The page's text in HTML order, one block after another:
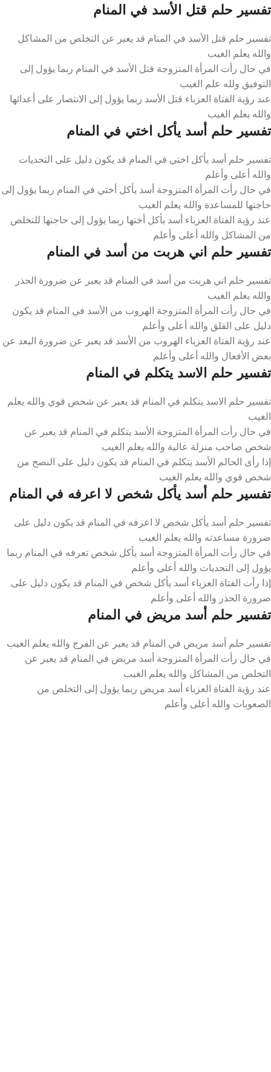
تفسير حلم قتل الأسد في المنام
تفسير حلم قتل الأسد في المنام قد يعبر عن التخلص من المشاكل
والله يعلم الغيب
في حال رأت المرأة المتزوجة قتل الأسد في المنام ربما يؤول إلى
التوفيق ولله علم الغيب
عند رؤية الفتاة العزباء قتل الأسد ربما يؤول إلى الانتصار على أعدائها
والله يعلم الغيب
تفسير حلم أسد يأكل اختي في المنام
تفسير حلم أسد يأكل اختي في المنام قد يكون دليل على التحديات
والله أعلى وأعلم
في حال رأت المرأة المتزوجة أسد يأكل أختي في المنام ربما يؤول إلى
حاجتها للمساعدة والله يعلم الغيب
عند رؤية الفتاة العزباء أسد يأكل أختها ربما يؤول إلى حاجتها للتخلص
من المشاكل والله أعلى وأعلم
تفسير حلم اني هربت من أسد في المنام
تفسير حلم اني هربت من أسد في المنام قد يعبر عن ضرورة الحذر
والله يعلم الغيب
في حال رأت المرأة المتزوجة الهروب من الأسد في المنام قد يكون
دليل على القلق والله أعلى وأعلم
عند رؤية الفتاة العزباء الهروب من الأسد قد يعبر عن ضرورة البعد عن
بعض الأفعال والله أعلى وأعلم
تفسير حلم الاسد يتكلم في المنام
تفسير حلم الاسد يتكلم في المنام قد يعبر عن شخص قوي والله يعلم
الغيب
في حال رأت المرأة المتزوجة الأسد يتكلم في المنام قد يعبر عن
شخص صاحب منزلة عالية والله يعلم الغيب
إذا رأى الحالم الأسد يتكلم في المنام قد يكون دليل على النصح من
شخص قوي والله يعلم الغيب
تفسير حلم أسد يأكل شخص لا اعرفه في المنام
تفسير حلم أسد يأكل شخص لا اعرفه في المنام قد يكون دليل على
ضرورة مساعدته والله يعلم الغيب
في حال رأت المرأة المتزوجة أسد يأكل شخص تعرفه في المنام ربما
يؤول إلى التحديات والله أعلى وأعلم
إذا رأت الفتاة العزباء أسد يأكل شخص في المنام قد يكون دليل على
ضرورة الحذر والله أعلى وأعلم
تفسير حلم أسد مريض في المنام
تفسير حلم أسد مريض في المنام قد يعبر عن الفرج والله يعلم الغيب
في حال رأت المرأة المتزوجة أسد مريض في المنام قد يعبر عن
التخلص من المشاكل والله يعلم الغيب
عند رؤية الفتاة العزباء أسد مريض ربما يؤول إلى التخلص من
الصعوبات والله أعلى وأعلم